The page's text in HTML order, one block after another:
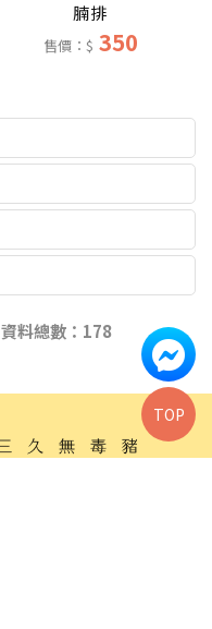
腩排
售價：$ 350
資料總數：178
TOP